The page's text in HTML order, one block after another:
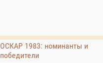
ОСКАР 1983: номинанты и
победители